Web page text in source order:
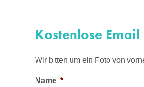
Kostenlose
Wir bitten um ein Foto von
Name *